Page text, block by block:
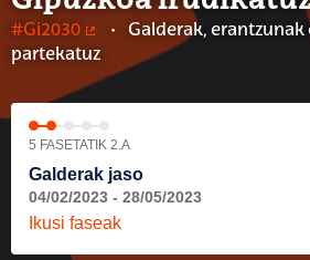
#Gi2030
(Kanpoko lotura)
Galderak,
partekatuz
5 FASETATIK 2.A
Galderak jaso
04/02/2023 - 28/05/2023
Ikusi faseak